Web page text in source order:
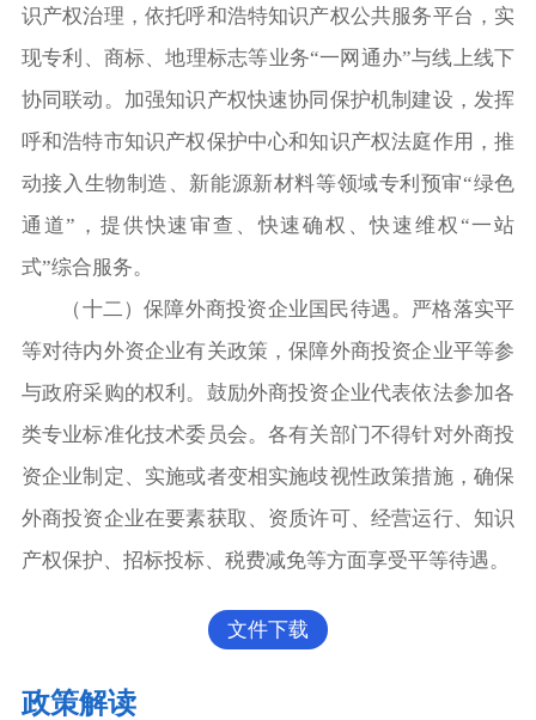
识产权治理，依托呼和浩特知识产权公共服务平台，实
现专利、商标、地理标志等业务“一网通办”与线上线下
协同联动。加强知识产权快速协同保护机制建设，发挥
呼和浩特市知识产权保护中心和知识产权法庭作用，推
动接入生物制造、新能源新材料等领域专利预审“绿色
通道”，提供快速审查、快速确权、快速维权“一站
式”综合服务。
（十二）保障外商投资企业国民待遇。严格落实平
等对待内外资企业有关政策，保障外商投资企业平等参
与政府采购的权利。鼓励外商投资企业代表依法参加各
类专业标准化技术委员会。各有关部门不得针对外商投
资企业制定、实施或者变相实施歧视性政策措施，确保
外商投资企业在要素获取、资质许可、经营运行、知识
产权保护、招标投标、税费减免等方面享受平等待遇。
文件下载
政策解读